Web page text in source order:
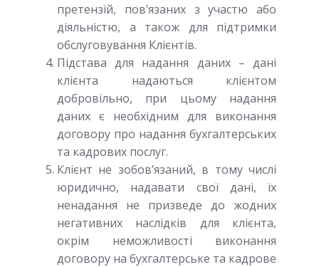
претензій, пов’язаних з участю або
діяльністю, а також для підтримки
обслуговування Клієнтів.
Підстава для надання даних – дані
клієнта надаються клієнтом
добровільно, при цьому надання
даних є необхідним для виконання
договору про надання бухгалтерських
та кадрових послуг.
Клієнт не зобов’язаний, в тому числі
юридично, надавати свої дані, їх
ненадання не призведе до жодних
негативних наслідків для клієнта,
окрім неможливості виконання
договору на бухгалтерське та кадрове